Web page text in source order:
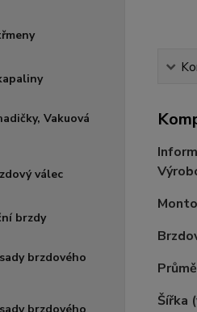
Vakuová
válec
brzdy
brzdového
brzdového
Šířka